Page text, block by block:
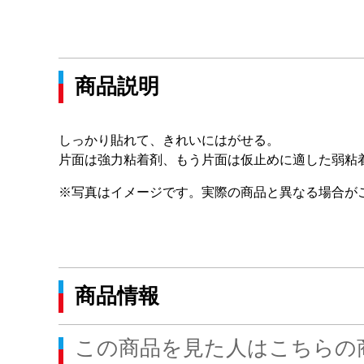
商品説明
しっかり貼れて、きれいにはがせる。
片面は強力粘着剤、もう片面は仮止めに適した弱
※写真はイメージです。実際の商品と異なる場合が
商品情報
この商品を見た人はこちら